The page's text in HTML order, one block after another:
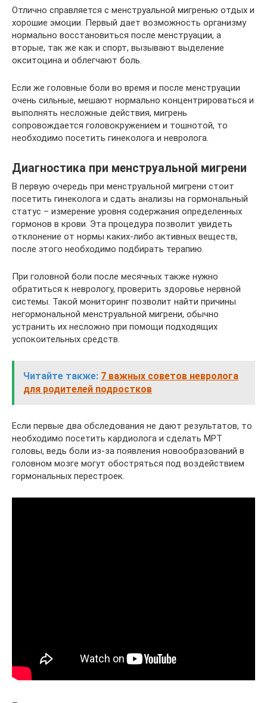
Отлично справляется с менструальной мигренью отдых и
хорошие эмоции. Первый дает возможность организму
нормально восстановиться после менструации, а
вторые, так же как и спорт, вызывают выделение
окситоцина и облегчают боль.
Если же головные боли во время и после менструации
очень сильные, мешают нормально концентрироваться и
выполнять несложные действия, мигрень
сопровождается головокружением и тошнотой, то
необходимо посетить гинеколога и невролога.
Диагностика при менструальной мигрени
В первую очередь при менструальной мигрени стоит
посетить гинеколога и сдать анализы на гормональный
статус – измерение уровня содержания определенных
гормонов в крови. Эта процедура позволит увидеть
отклонение от нормы каких-либо активных веществ,
после этого необходимо подбирать терапию.
При головной боли после месячных также нужно
обратиться к неврологу, проверить здоровье нервной
системы. Такой мониторинг позволит найти причины
негормональной менструальной мигрени, обычно
устранить их несложно при помощи подходящих
успокоительных средств.
Читайте также: 7 важных советов невролога
для родителей подростков
Если первые два обследования не дают результатов, то
необходимо посетить кардиолога и сделать МРТ
головы, ведь боли из-за появления новообразований в
головном мозге могут обостряться под воздействием
гормональных перестроек.